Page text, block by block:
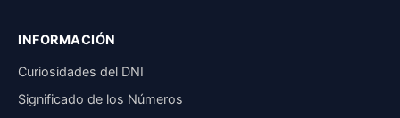
INFORMACIÓN
Curiosidades del DNI
Significado de los Números